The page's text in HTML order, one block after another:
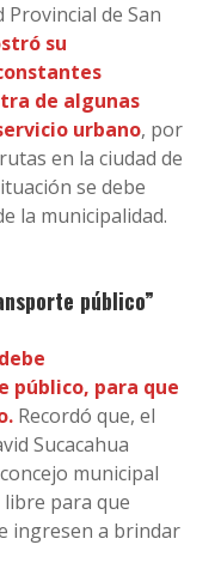
de San
su
de algunas
urbano, por
en la ciudad de
se debe
la municipalidad.
público”
público, para que
Recordó que, el
Sucacahua
municipal
para que
ingresen a brindar